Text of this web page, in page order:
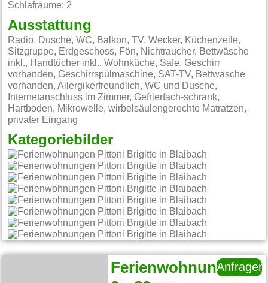
Schlafräume: 2
Ausstattung
Radio, Dusche, WC, Balkon, TV, Wecker, Küchenzeile,
Sitzgruppe, Erdgeschoss, Fön, Nichtraucher, Bettwäsche
inkl., Handtücher inkl., Wohnküche, Safe, Geschirr
vorhanden, Geschirrspülmaschine, SAT-TV, Bettwäsche
vorhanden, Allergikerfreundlich, WC und Dusche,
Internetanschluss im Zimmer, Gefrierfach-schrank,
Hartboden, Mikrowelle, wirbelsäulengerechte Matratzen,
privater Eingang
Kategoriebilder
FerienwohnungAnfragen